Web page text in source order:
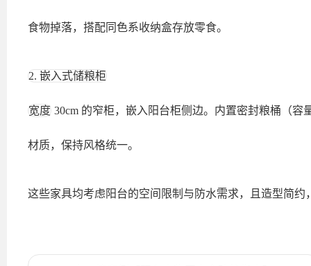
食物掉落，搭配同色系收纳盒存放零食。
2. 嵌入式储粮柜
宽度 30cm 的窄柜，嵌入阳台柜侧边。内置密封粮桶（
材质，保持风格统一。
这些家具均考虑阳台的空间限制与防水需求，且造型简